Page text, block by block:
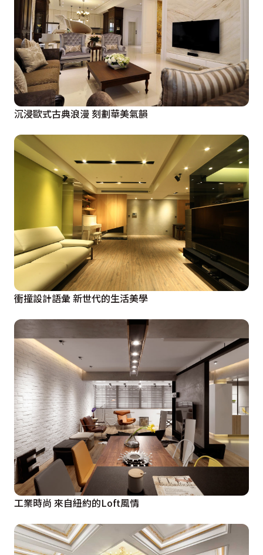
沉浸歐式古典浪漫 刻劃華美氣韻
衝撞設計語彙 新世代的生活美學
工業時尚 來自紐約的Loft風情